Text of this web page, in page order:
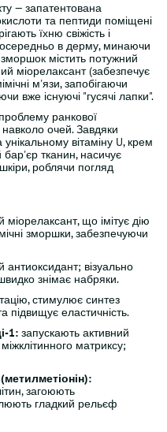
— запатентована
та пептиди поміщені
їхню свіжість і
в дерму, минаючи
містить потужний
міорелаксант (забезпечує
м'язи, запобігаючи
вже існуючі "гусячі лапки".
ранкової
навколо очей. Завдяки
вітаміну U, крем
тканин, насичує
роблячи погляд
міорелаксант, що імітує дію
зморшки, забезпечуючи
антиоксидант; візуально
знімає набряки.
стимулює синтез
підвищує еластичність.
1: запускають активний
матриксу;
загоюють
гладкий рельєф